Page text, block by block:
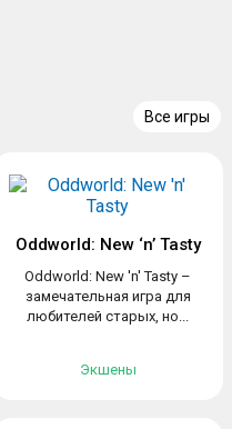
Все игры
Oddworld: New ‘n’ Tasty
Oddworld: New 'n' Tasty –
замечательная игра для
любителей старых, но...
Экшены